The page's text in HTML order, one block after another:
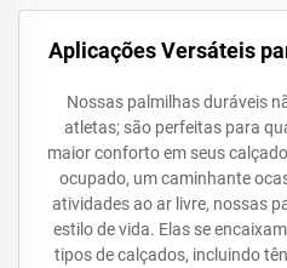
Aplicações Versáteis
Nossas palmilhas duráveis
atletas; são perfeitas para
maior conforto em seus
ocupado, um caminhante
atividades ao ar livre, nossas
estilo de vida. Elas se
tipos de calçados, incluindo